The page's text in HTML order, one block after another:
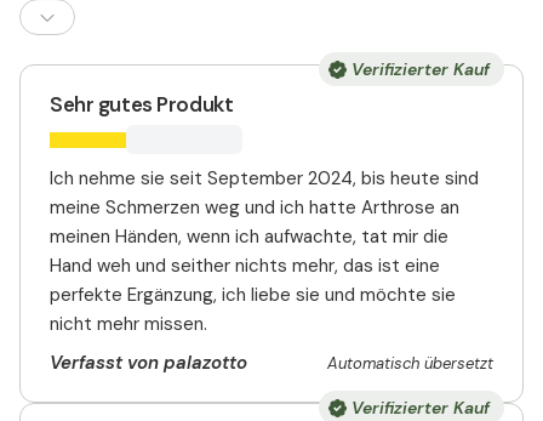
Verifizierter Kauf
Sehr gutes Produkt
Ich nehme sie seit September 2024, bis heute sind
meine Schmerzen weg und ich hatte Arthrose an
meinen Händen, wenn ich aufwachte, tat mir die
Hand weh und seither nichts mehr, das ist eine
perfekte Ergänzung, ich liebe sie und möchte sie
nicht mehr missen.
Verfasst von palazotto
Automatisch übersetzt
Verifizierter Kauf